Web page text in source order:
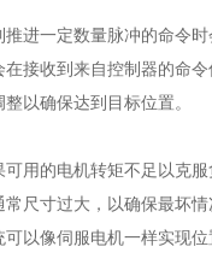
进一定数量脉冲的命令
在接收到来自控制器的命
以确保达到目标位置。
用的电机转矩不足以克
尺寸过大，以确保最坏
以像伺服电机一样实现位